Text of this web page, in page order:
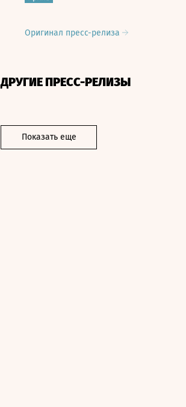
Оригинал пресс-релиза
ДРУГИЕ ПРЕСС-РЕЛИЗЫ
Показать еще